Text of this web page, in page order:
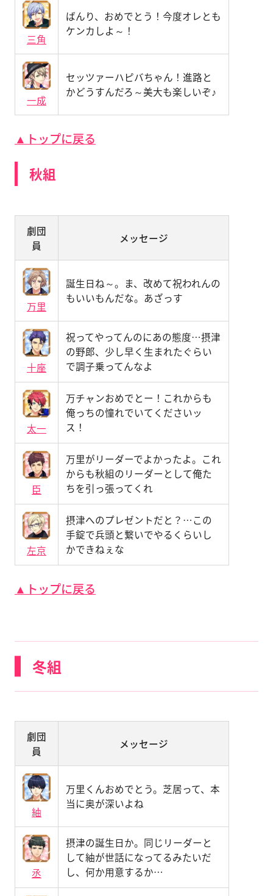
三角
ばんり、おめでとう！今度オレとも
ケンカしよ～！
一成
セッツァーハピバちゃん！進路と
かどうすんだろ～美大も楽しいぞ♪
▲トップに戻る
秋組
劇団
員
メッセージ
万里
誕生日ね～。ま、改めて祝われんの
もいいもんだな。あざっす
十座
祝ってやってんのにあの態度…摂津
の野郎、少し早く生まれたぐらい
で調子乗ってんなよ
太一
万チャンおめでとー！これからも
俺っちの憧れでいてくださいッ
ス！
臣
万里がリーダーでよかったよ。これ
からも秋組のリーダーとして俺た
ちを引っ張ってくれ
左京
摂津へのプレゼントだと？…この
手錠で兵頭と繋いでやるくらいし
かできねぇな
▲トップに戻る
冬組
劇団
員
メッセージ
紬
万里くんおめでとう。芝居って、本
当に奥が深いよね
丞
摂津の誕生日か。同じリーダーと
して紬が世話になってるみたいだ
し、何か用意するか…